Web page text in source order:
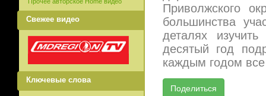
Свежее видео
Ключевые слова
Приволжского
большинства
деталях
десятый год
каждым годом